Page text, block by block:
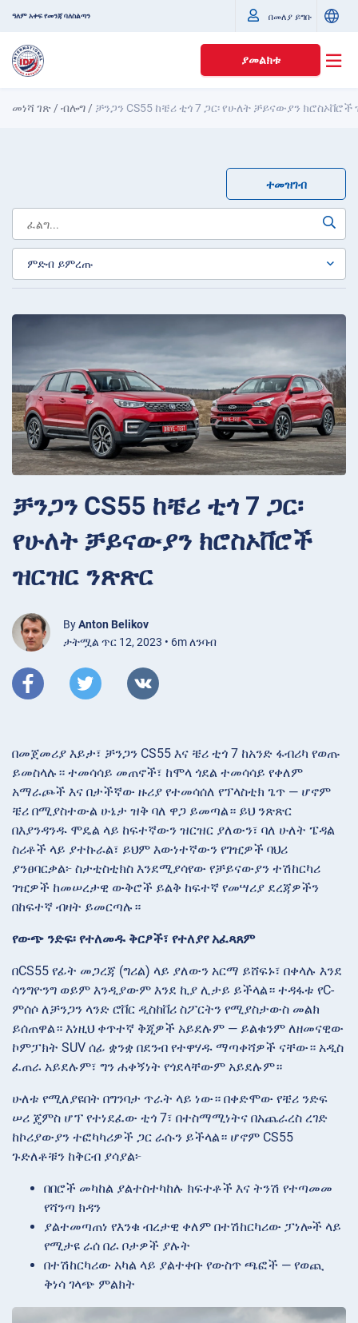
ዓለም አቀፍ የመንጃ ባለስልጣን በመለያ ይግቡ
ያመልክቱ
መነሻ ገጽ /ብሎግ / ቻንጋን CS55 ከቼሪ ቲጎ 7 ጋር፡ የሁለት ቻይናውያን
ተመዝገብ
ቻንጋን CS55 ከቼሪ ቲጎ 7 ጋር፡
የሁለት ቻይናውያን ክሮስኦቨሮች
ዝርዝር ንጽጽር
ByAnton Belikov
ታትሟል ጥር 12, 2023 • 6m ለንባብ
በመጀመሪያ እይታ፣ ቻንጋን CS55 እና ቼሪ ቲጎ 7 ከአንድ ፋብሪካ የወጡ
ይመስላሉ። ተመሳሳይ መጠኖች፣ ከሞላ ጎደል ተመሳሳይ የቀለም
አማራጮች እና በታችኛው ዙሪያ የተመሳሰለ የፕላስቲክ ጌጥ — ሆኖም
ቼሪ በሚያስተውል ሁኔታ ዝቅ ባለ ዋጋ ይመጣል። ይህ ንጽጽር
በእያንዳንዱ ሞዴል ላይ ከፍተኛውን ዝርዝር ያለውን፣ ባለ ሁለት ፔዳል
ስሪቶች ላይ ያተኩራል፣ ይህም እውነተኛውን የገዢዎች ባህሪ
ያንፀባርቃል፦ ስታቲስቲክስ እንደሚያሳየው የቻይናውያን ተሽከርካሪ
ገዢዎች ከመሠረታዊ ውቅሮች ይልቅ ከፍተኛ የመሣሪያ ደረጃዎችን
በከፍተኛ ብዛት ይመርጣሉ።
የውጭ ንድፍ፡ የተለመዱ ቅርፆች፣ የተለያየ አፈጻጸም
በCS55 የፊት መጋረጃ (ግሪል) ላይ ያለውን አርማ ይሸፍኑ፣ በቀላሉ እንደ
ሳንግዮንግ ወይም እንዲያውም እንደ ኪያ ሊታይ ይችላል። ተዳፋቱ የC-
ምሰሶ ለቻንጋን ላንድ ሮቨር ዲስከቨሪ ስፖርትን የሚያስታውስ መልክ
ይሰጠዋል። እነዚህ ቀጥተኛ ቅጂዎች አይደሉም — ይልቁንም ለዘመናዊው
ኮምፓክት SUV ሰፊ ቋንቋ በደንብ የተዋሃዱ ማጣቀሻዎች ናቸው። አዲስ
ፈጠራ አይደሉም፣ ግን ሐቀኝነት የጎደላቸውም አይደሉም።
ሁለቱ የሚለያዩበት በግንባታ ጥራት ላይ ነው። በቀድሞው የቼሪ ንድፍ
ሠሪ ጄምስ ሆፕ የተነደፈው ቲጎ 7፣ በተስማሚነትና በአጨራረስ ረገድ
ከኮሪያውያን ተፎካካሪዎች ጋር ራሱን ይችላል። ሆኖም CS55
ጉድለቶቹን ከቅርብ ያሳያል፦
በበሮች መካከል ያልተስተካከሉ ክፍተቶች እና ትንሽ የተጣመመ
የሻንጣ ክዳን
ያልተመጣጠነ የእንቁ ብረታዊ ቀለም በተሽከርካሪው ፓነሎች ላይ
የሚታዩ ራሰ በራ ቦታዎች ያሉት
በተሽከርካሪው አካል ላይ ያልተቀቡ የውስጥ ጫፎች — የወጪ
ቅነሳ ገላጭ ምልክት